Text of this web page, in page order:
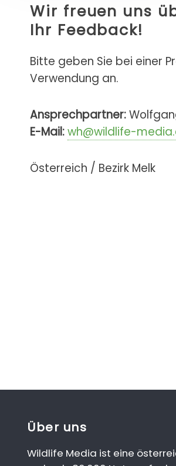
Wir freuen uns
Ihr Feedback!
Bitte geben Sie bei einer
Verwendung an.
Ansprechpartner:
E-Mail:wh@wildlife-
Österreich / Bezirk Melk
Über uns
Wildlife Media ist eine